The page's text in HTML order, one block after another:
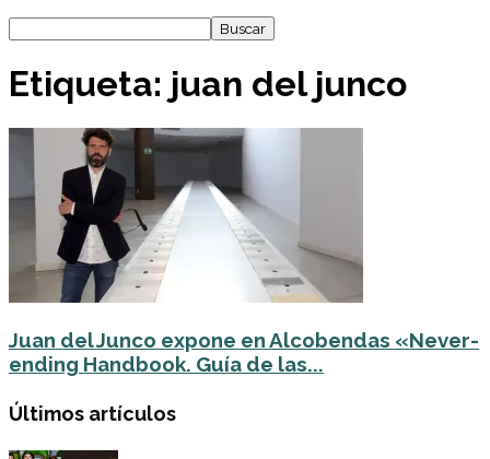
Etiqueta: juan del junco
Juan del Junco expone en Alcobendas «Never-
ending Handbook. Guía de las...
Últimos artículos